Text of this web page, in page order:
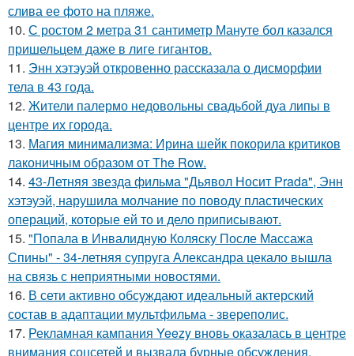
слива ее фото на пляже.
10. С ростом 2 метра 31 сантиметр Мануте бол казался
пришельцем даже в лиге гигантов.
11. Энн хэтэуэй откровенно рассказала о дисморфии
тела в 43 года.
12. Жители палермо недовольны свадьбой дуа липы в
центре их города.
13. Магия минимализма: Ирина шейк покорила критиков
лаконичным образом от The Row.
14. 43-Летняя звезда фильма "Дьявол Носит Prada", Энн
хэтэуэй, нарушила молчание по поводу пластических
операций, которые ей то и дело приписывают.
15. "Попала в Инвалидную Коляску После Массажа
Спины" - 34-летняя супруга Александра цекало вышла
на связь с неприятными новостями.
16. В сети активно обсуждают идеальный актерский
состав в адаптации мультфильма - звереполис.
17. Рекламная кампания Yeezy вновь оказалась в центре
внимания соцсетей и вызвала бурные обсуждения.